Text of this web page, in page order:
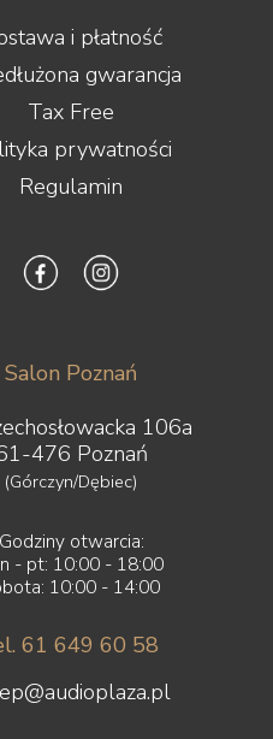
i płatność
gwarancja
Tax Free
prywatności
Regulamin
Salon Poznań
106a
476 Poznań
(Górczyn/Dębiec)
Godziny otwarcia:
- pt: 10:00 - 18:00
10:00 - 14:00
61 649 60 58